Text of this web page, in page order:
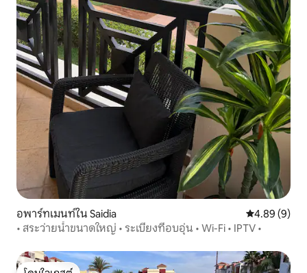
อพาร์ทเมนท์ใน Saidia คะแนนเฉลี่ย
4.89 (9)
• สระว่ายน้ำขนาดใหญ่ • ระเบียงที่อบอุ่น • Wi-Fi • IPTV •